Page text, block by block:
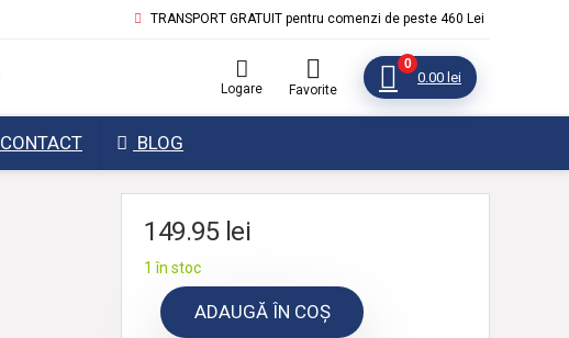
TRANSPORT GRATUIT pentru comenzi de peste 460 Lei
Logare Favorite
0
0.00 lei
CONTACT BLOG
149.95 lei
1 în stoc
ADAUGĂ ÎN COȘ